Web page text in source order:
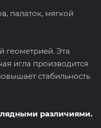
палаток, мягкой
геометрией. Эта
игла производится
стабильность
различиями.